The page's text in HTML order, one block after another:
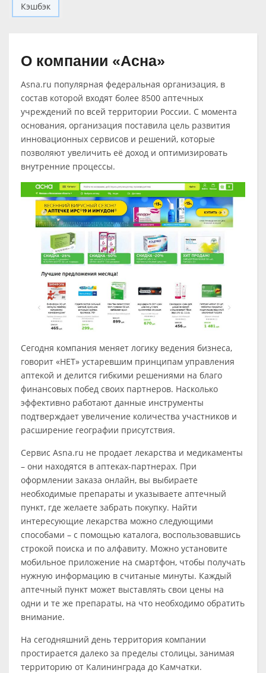
Кэшбэк
О компании «Асна»
Asna.ru популярная федеральная организация, в
состав которой входят более 8500 аптечных
учреждений по всей территории России. С момента
основания, организация поставила цель развития
инновационных сервисов и решений, которые
позволяют увеличить её доход и оптимизировать
внутренние процессы.
Сегодня компания меняет логику ведения бизнеса,
говорит «НЕТ» устаревшим принципам управления
аптекой и делится гибкими решениями на благо
финансовых побед своих партнеров. Насколько
эффективно работают данные инструменты
подтверждает увеличение количества участников и
расширение географии присутствия.
Сервис Asna.ru не продает лекарства и медикаменты
– они находятся в аптеках-партнерах. При
оформлении заказа онлайн, вы выбираете
необходимые препараты и указываете аптечный
пункт, где желаете забрать покупку. Найти
интересующие лекарства можно следующими
способами – с помощью каталога, воспользовавшись
строкой поиска и по алфавиту. Можно установите
мобильное приложение на смартфон, чтобы получать
нужную информацию в считаные минуты. Каждый
аптечный пункт может выставлять свои цены на
одни и те же препараты, на что необходимо обратить
внимание.
На сегодняшний день территория компании
простирается далеко за пределы столицы, занимая
территорию от Калининграда до Камчатки.